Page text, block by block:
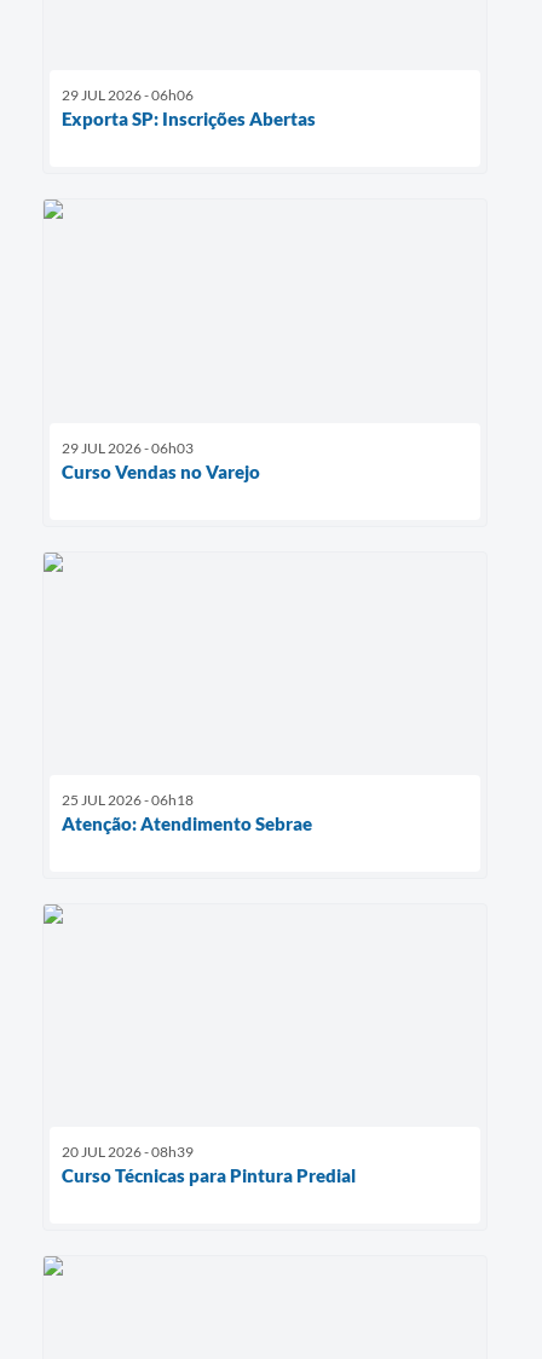
29 JUL 2026 - 06h06
Exporta SP: Inscrições Abertas
29 JUL 2026 - 06h03
Curso Vendas no Varejo
25 JUL 2026 - 06h18
Atenção: Atendimento Sebrae
20 JUL 2026 - 08h39
Curso Técnicas para Pintura Predial